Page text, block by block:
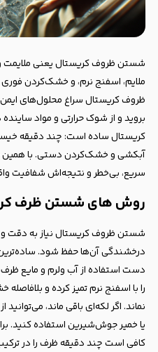
شستن ظروف کریستال یعنی ملایمت
ملایم، اسفنج نرم، و خشک‌کردن فوری
ظروف کریستالسراغ محلول‌های
بروید و از شوک حرارتی و مواد
کریستال ساده است: چند دقیقه
آبکشی و خشک‌کردن دستی. با همین
سریع، بی‌خطر و نتیجه‌اش شفافیت
روش های شستن ظرف
شستن ظروف کریستال نیاز به دقت
درخشندگی آن‌ها حفظ شود.
دست استفاده از آب ولرم و مایع
را با اسفنج نرم تمیز کرده و
نماند. اگر لکه‌ای باقی ماند،
یا خمیر جوش‌شیرین استفاده کنید.
کافی است چند دقیقه ظرف را در